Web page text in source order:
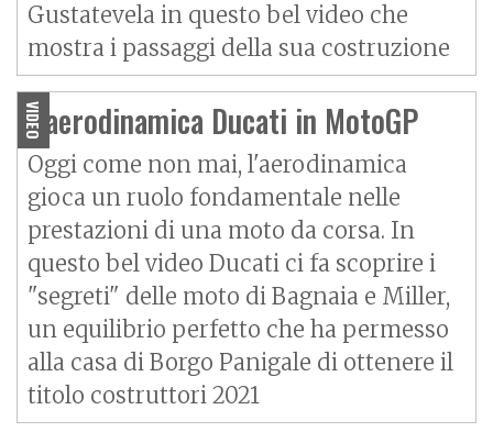
Gustatevela in questo bel video che
mostra i passaggi della sua costruzione
VIDEO
L'aerodinamica Ducati in MotoGP
Oggi come non mai, l'aerodinamica
gioca un ruolo fondamentale nelle
prestazioni di una moto da corsa. In
questo bel video Ducati ci fa scoprire i
"segreti" delle moto di Bagnaia e Miller,
un equilibrio perfetto che ha permesso
alla casa di Borgo Panigale di ottenere il
titolo costruttori 2021